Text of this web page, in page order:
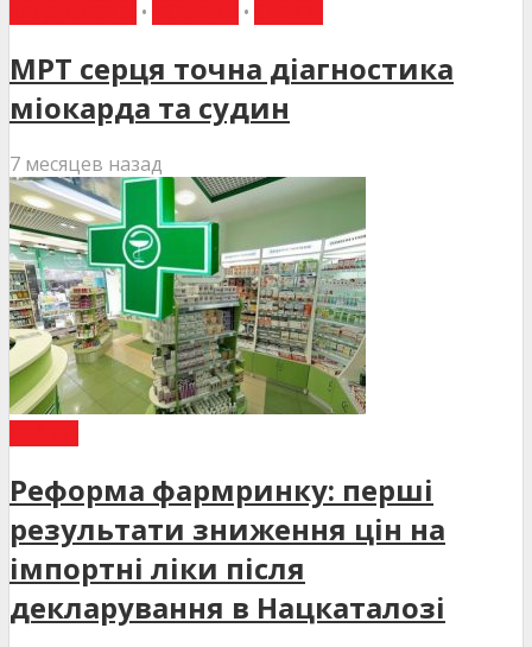
• •
МРТ серця точна діагностика
міокарда та судин
7 месяцев назад
Реформа фармринку: перші
результати зниження цін на
імпортні ліки після
декларування в Нацкаталозі